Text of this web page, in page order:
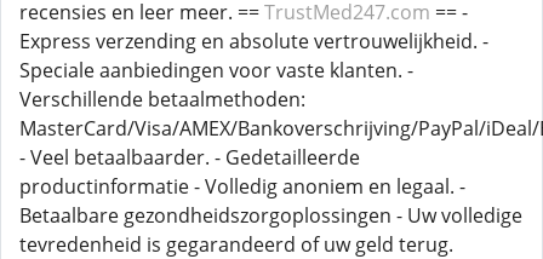
recensies en leer meer. ==TrustMed247.com == -
Express verzending en absolute vertrouwelijkheid. -
Speciale aanbiedingen voor vaste klanten. -
Verschillende betaalmethoden:
MasterCard/Visa/AMEX/Bankoverschrijving/PayPal/
- Veel betaalbaarder. - Gedetailleerde
productinformatie - Volledig anoniem en legaal. -
Betaalbare gezondheidszorgoplossingen - Uw volledige
tevredenheid is gegarandeerd of uw geld terug.